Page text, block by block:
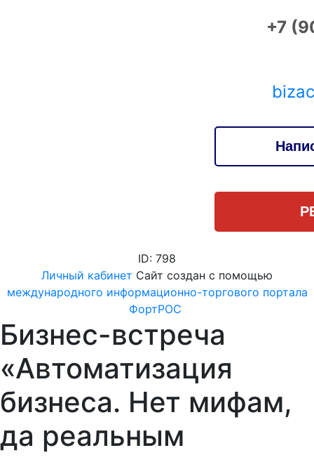
+7
ID: 798
Личный кабинет Сайт создан с помощью
международного информационно-торгового портала
ФортРОС
Бизнес-встреча
«Автоматизация
бизнеса. Нет мифам,
да реальным